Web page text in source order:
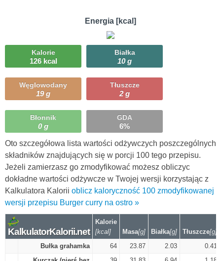
Energia [kcal]
Kalorie
126 kcal
Białka
10 g
Węglowodany
19 g
Tłuszcze
2 g
Błonnik
0 g
GDA
6%
Oto szczegółowa lista wartości odżywczych poszczególnych
składników znajdujących się w porcji 100 tego przepisu.
Jeżeli zamierzasz go zmodyfikować możesz obliczyc
dokładne wartości odżywcze w Twojej wersji korzystając z
Kalkulatora Kalorii oblicz kaloryczność 100 zmodyfikowanej
wersji przepisu Burger curry na ostro »
KalkulatorKalorii.net
Kalorie
[kcal]
Masa[g] Białka[g] Tłuszcze[g]
Bułka grahamka
64 23.87 2.03
0.41